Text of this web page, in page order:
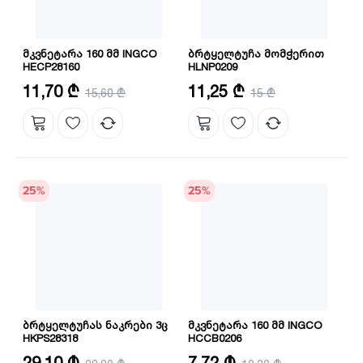
მკვნეტარა 160 მმ INGCO
HECP28160
ზომა: 6"/160 მმ
მასალა: CRV
11,70 ₾ 15,60 ₾
ბრტყელტუჩა მომჭერით
HLNP0209
სიგრძე: 230 მმ
მასალა: CRV
11,25 ₾ 15 ₾
25%
ბრტყელტუჩას ნაკრები 3ც
HKPS28318
სიგრძე: 160,160,200 მმ
25%
მკვნეტარა 160 მმ INGCO
HCCB0206
ზომა: 6"/160 მმ